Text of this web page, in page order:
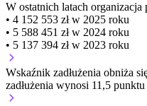
W ostatnich latach organizacja
• 4 152 553 zł w 2025 roku
• 5 588 451 zł w 2024 roku
• 5 137 394 zł w 2023 roku
Wskaźnik zadłużenia obniża
zadłużenia wynosi 11,5